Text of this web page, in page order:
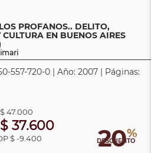
PROFANOS.. DELITO,
EN BUENOS AIRES
557-720-0 | Año: 2007 | Páginas:
20%
DESCUENTO
$ 47.000
37.600
$ -9.400